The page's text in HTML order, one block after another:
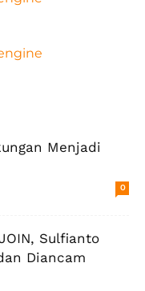
Menjadi
0
Sulfianto
Diancam